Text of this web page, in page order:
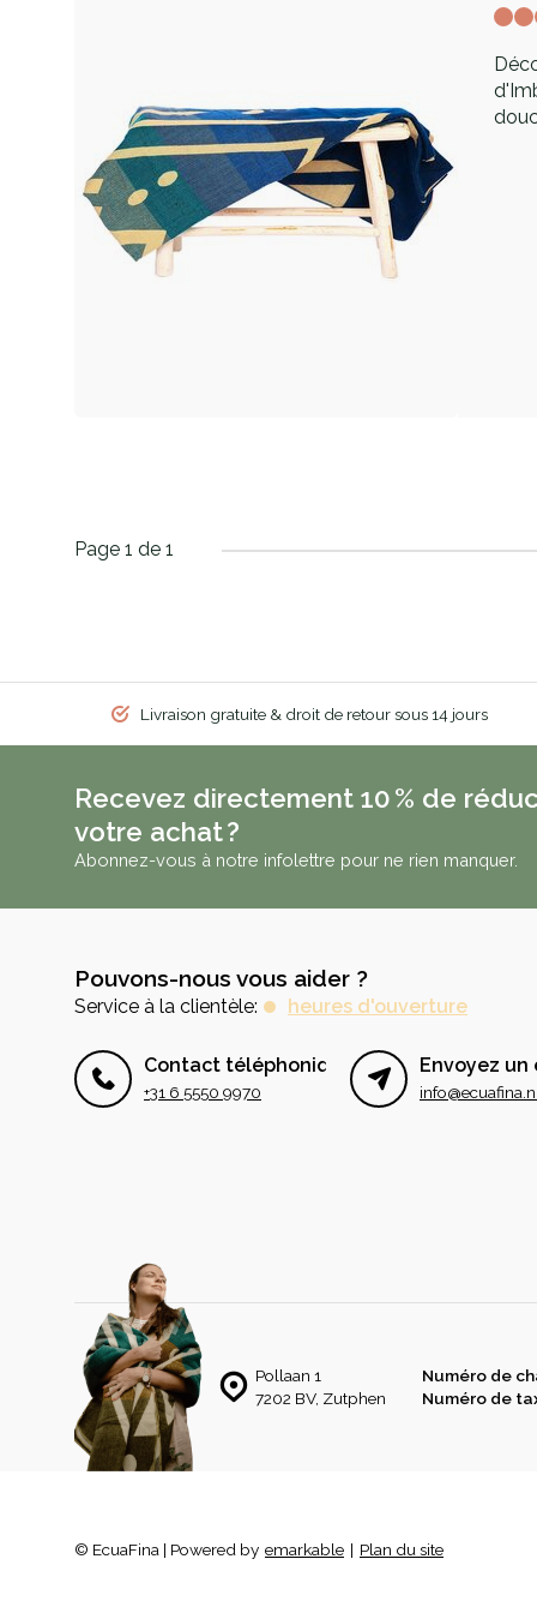
Page 1 de 1
Livraison gratuite & droit de retour sous 14 jours
Recevez directement 10 % de
votre achat ?
Abonnez-vous à notre infolettre pour ne rien manquer.
Pouvons-nous vous aider ?
Service à la clientèle: heures d'ouverture
Contact téléphonique
+31 6 5550 9970
Envoyez un
Pollaan 1
7202 BV, Zutphen
Numéro de
Numéro de
© EcuaFina | Powered by emarkable | Plan du site